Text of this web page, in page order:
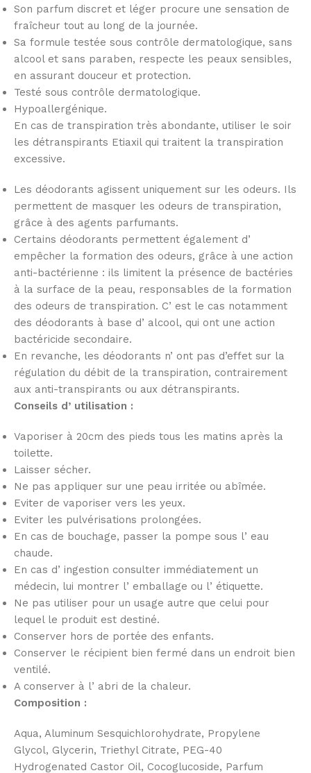
Son parfum discret et léger procure une sensation de
fraîcheur tout au long de la journée.
Sa formule testée sous contrôle dermatologique, sans
alcool et sans paraben, respecte les peaux sensibles,
en assurant douceur et protection.
Testé sous contrôle dermatologique.
Hypoallergénique.
En cas de transpiration très abondante, utiliser le soir
les détranspirants Etiaxil qui traitent la transpiration
excessive.
Les déodorants agissent uniquement sur les odeurs. Ils
permettent de masquer les odeurs de transpiration,
grâce à des agents parfumants.
Certains déodorants permettent également d’
empêcher la formation des odeurs, grâce à une action
anti-bactérienne : ils limitent la présence de bactéries
à la surface de la peau, responsables de la formation
des odeurs de transpiration. C’ est le cas notamment
des déodorants à base d’ alcool, qui ont une action
bactéricide secondaire.
En revanche, les déodorants n’ ont pas d’effet sur la
régulation du débit de la transpiration, contrairement
aux anti-transpirants ou aux détranspirants.
Conseils d’ utilisation :
Vaporiser à 20cm des pieds tous les matins après la
toilette.
Laisser sécher.
Ne pas appliquer sur une peau irritée ou abîmée.
Eviter de vaporiser vers les yeux.
Eviter les pulvérisations prolongées.
En cas de bouchage, passer la pompe sous l’ eau
chaude.
En cas d’ ingestion consulter immédiatement un
médecin, lui montrer l’ emballage ou l’ étiquette.
Ne pas utiliser pour un usage autre que celui pour
lequel le produit est destiné.
Conserver hors de portée des enfants.
Conserver le récipient bien fermé dans un endroit bien
ventilé.
A conserver à l’ abri de la chaleur.
Composition :
Aqua, Aluminum Sesquichlorohydrate, Propylene
Glycol, Glycerin, Triethyl Citrate, PEG-40
Hydrogenated Castor Oil, Cocoglucoside, Parfum